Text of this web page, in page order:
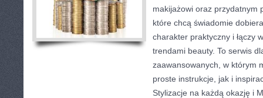
makijażowi oraz przydatnym
które chcą świadomie
charakter praktyczny i łączy
trendami beauty. To serwis
zaawansowanych, w którym
proste instrukcje, jak i
Stylizacje na każdą okazję i